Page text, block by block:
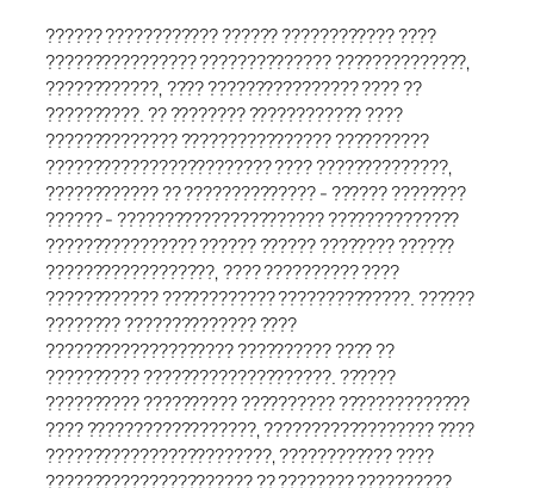
?????? ???????????? ?????? ???????????? ????
???????????????? ?????????????? ??????????????,
????????????, ???? ???????????????? ???? ??
??????????. ?? ???????? ???????????? ????
?????????????? ???????????????? ??????????
???????????????????????? ???? ??????????????,
???????????? ?? ?????????????? - ?????? ????????
?????? - ?????????????????????? ??????????????
???????????????? ?????? ?????? ???????? ??????
??????????????????, ???? ?????????? ????
???????????? ???????????? ??????????????. ??????
???????? ?????????????? ????
???????????????????? ?????????? ???? ??
?????????? ????????????????????. ??????
?????????? ?????????? ?????????? ??????????????
???? ??????????????????, ?????????????????? ????
????????????????????????, ???????????? ????
?????????????????????? ?? ???????? ??????????